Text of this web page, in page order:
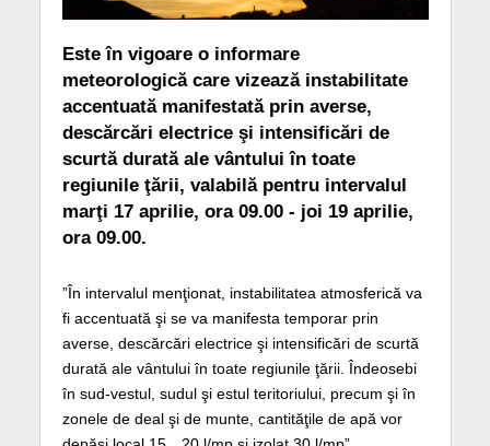
Este în vigoare o informare
meteorologică care vizează instabilitate
accentuată manifestată prin averse,
descărcări electrice şi intensificări de
scurtă durată ale vântului în toate
regiunile ţării, valabilă pentru intervalul
marţi 17 aprilie, ora 09.00 - joi 19 aprilie,
ora 09.00.
”În intervalul menţionat, instabilitatea atmosferică va
fi accentuată şi se va manifesta temporar prin
averse, descărcări electrice şi intensificări de scurtă
durată ale vântului în toate regiunile ţării. Îndeosebi
în sud-vestul, sudul şi estul teritoriului, precum şi în
zonele de deal şi de munte, cantităţile de apă vor